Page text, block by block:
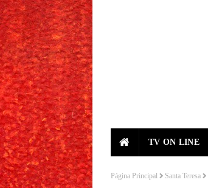
TV ON LINE
Página Principal Santa Teresa